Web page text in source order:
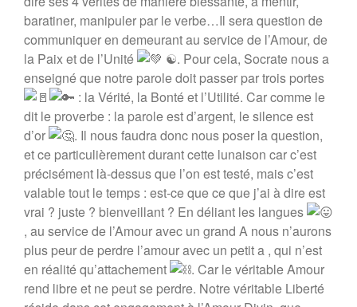
baratiner, manipuler par le verbe…Il sera question de
communiquer en demeurant au service de l’Amour, de
la Paix et de l’Unité
☯︎. Pour cela, Socrate nous a
enseigné que notre parole doit passer par trois portes
: la Vérité, la Bonté et l’Utilité. Car comme le
dit le proverbe : la parole est d’argent, le silence est
d’or
. Il nous faudra donc nous poser la question,
et ce particulièrement durant cette lunaison car c’est
précisément là-dessus que l’on est testé, mais c’est
valable tout le temps : est-ce que ce que j’ai à dire est
vrai ? juste ? bienveillant ? En déliant les langues
, au service de l’Amour avec un grand A nous n’aurons
plus peur de perdre l’amour avec un petit a , qui n’est
en réalité qu’attachement
. Car le véritable Amour
rend libre et ne peut se perdre. Notre véritable Liberté